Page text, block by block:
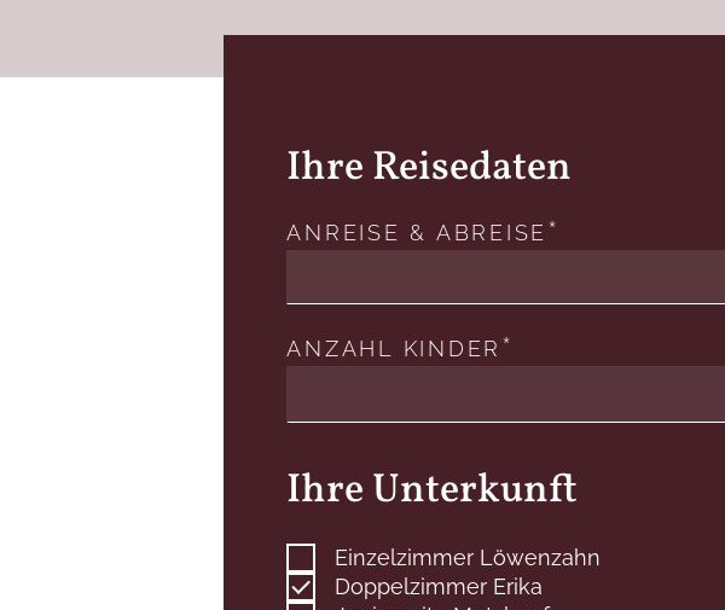
Ihre Reisedaten
ANREISE & ABREISE
ANZAHL KINDER
Ihre Unterkunft
Einzelzimmer Löwenzahn
Doppelzimmer Erika